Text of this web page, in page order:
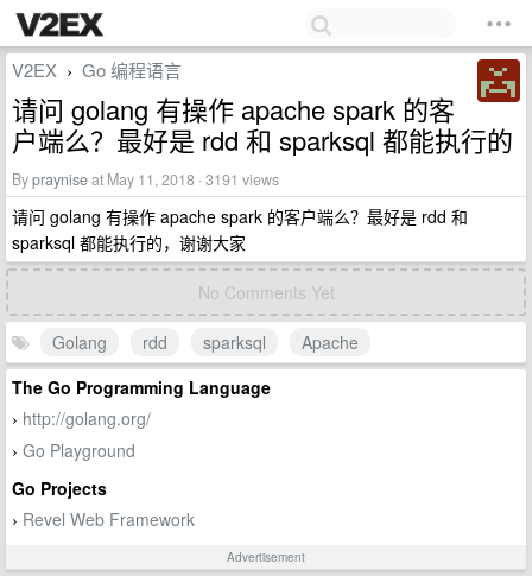
V2EX › Go 编程语言
请问 golang 有操作 apache spark 的客
户端么？最好是 rdd 和 sparksql 都能执行的
Byprayniseat May 11, 2018 · 3191 views
请问 golang 有操作 apache spark 的客户端么？最好是 rdd 和
sparksql 都能执行的，谢谢大家
No Comments Yet
Golang rdd sparksql
Apache
The Go Programming Language
› http://golang.org/
› Go Playground
Go Projects
› Revel Web Framework
Advertisement